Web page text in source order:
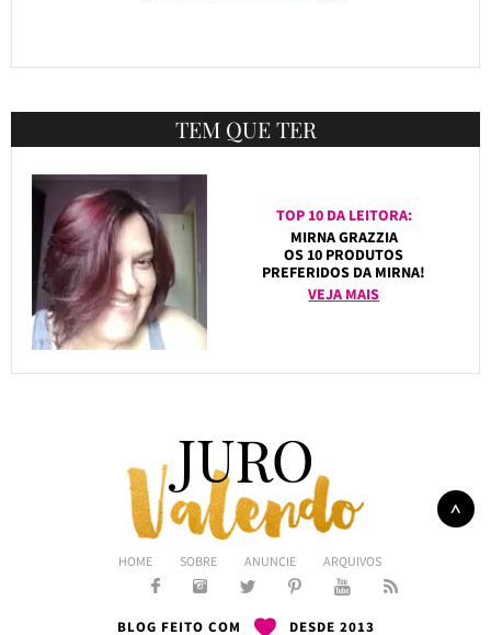
TEM QUE TER
TOP 10 DA LEITORA:
MIRNA GRAZZIA
OS 10 PRODUTOS
PREFERIDOS DA MIRNA!
VEJA MAIS
HOME SOBRE ANUNCIE ARQUIVOS
BLOG FEITO COM DESDE 2013